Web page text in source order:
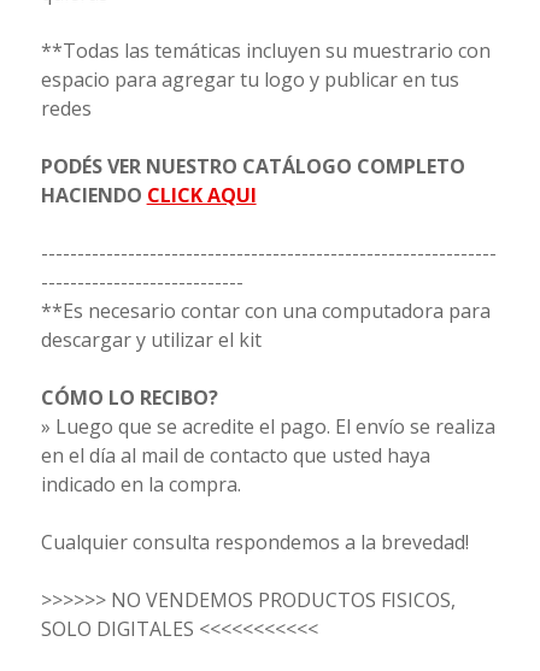
**Todas las temáticas incluyen su muestrario con
espacio para agregar tu logo y publicar en tus
redes
PODÉS VER NUESTRO CATÁLOGO COMPLETO
HACIENDO CLICK AQUI
---------------------------------------------------------------
----------------------------
**Es necesario contar con una computadora para
descargar y utilizar el kit
CÓMO LO RECIBO?
» Luego que se acredite el pago. El envío se realiza
en el día al mail de contacto que usted haya
indicado en la compra.
Cualquier consulta respondemos a la brevedad!
>>>>>> NO VENDEMOS PRODUCTOS FISICOS,
SOLO DIGITALES <<<<<<<<<<<